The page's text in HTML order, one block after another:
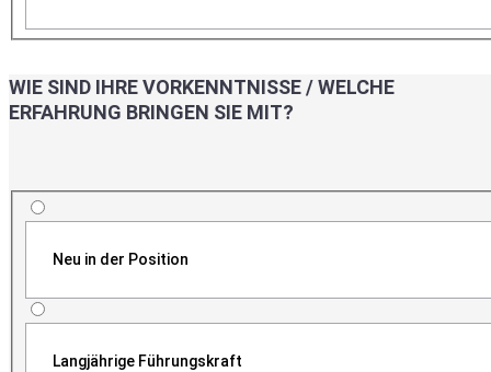
WIE SIND IHRE VORKENNTNISSE / WELCHE
ERFAHRUNG BRINGEN SIE MIT?
Neu in der Position
Langjährige Führungskraft